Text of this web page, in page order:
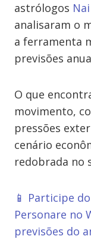
astrólogos
analisaram o
a ferramenta
previsões
O que
movimento,
pressões
cenário
redobrada no
📱 Participe
Personare no
previsões do